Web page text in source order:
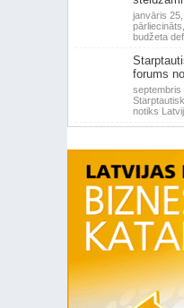
janvāris 25,
budžeta
forums
septembris
notiks